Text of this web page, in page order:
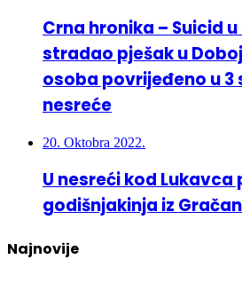
Crna hronika – Suicid
stradao pješak u
osoba povrijeđeno u
nesreće
20. Oktobra 2022.
U nesreći kod Lukavca
godišnjakinja iz
Najnovije